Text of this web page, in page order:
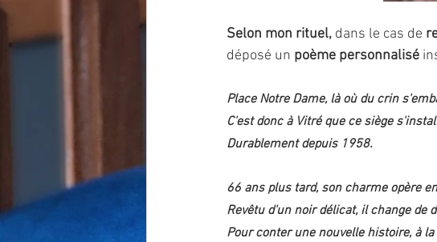
Selon mon rituel, dans le cas de
déposé un poème personnalisé
Place Notre Dame, là où du crin
C'est donc à Vitré que ce siège
Durablement depuis 1958.
66 ans plus tard, son charme opère
Revêtu d'un noir délicat, il change de
Pour conter une nouvelle histoire, à